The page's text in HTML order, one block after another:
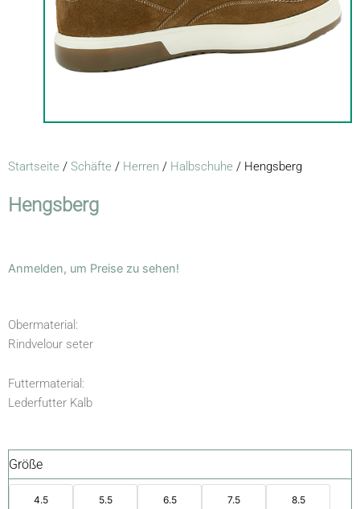
Startseite / Schäfte / Herren / Halbschuhe / Hengsberg
Hengsberg
Anmelden, um Preise zu sehen!
Obermaterial:
Rindvelour seter
Futtermaterial:
Lederfutter Kalb
Größe
4.5 5.5 6.5 7.5 8.5